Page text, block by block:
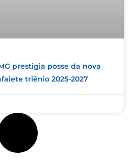
prestigia posse da nova
triênio 2025-2027